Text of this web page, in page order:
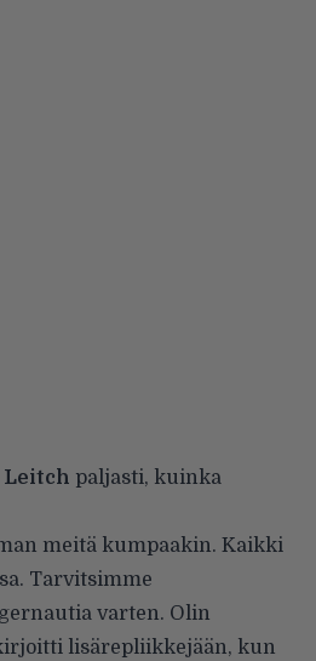
Leitch paljasti, kuinka
meitä kumpaakin. Kaikki
Tarvitsimme
varten. Olin
lisärepliikkejään, kun